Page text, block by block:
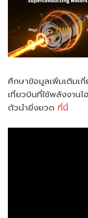
ศึกษาข้อมูลเพิ่มเติมเ
เที่ยวบินที่ใช้พลังงานไ
ตัวนำยิ่งยวด ที่นี่